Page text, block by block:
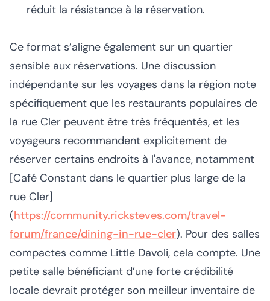
réduit la résistance à la réservation.
Ce format s’aligne également sur un quartier
sensible aux réservations. Une discussion
indépendante sur les voyages dans la région note
spécifiquement que les restaurants populaires de
la rue Cler peuvent être très fréquentés, et les
voyageurs recommandent explicitement de
réserver certains endroits à l'avance, notamment
[Café Constant dans le quartier plus large de la
rue Cler]
(https://community.ricksteves.com/travel-
forum/france/dining-in-rue-cler). Pour des salles
compactes comme Little Davoli, cela compte. Une
petite salle bénéficiant d’une forte crédibilité
locale devrait protéger son meilleur inventaire de